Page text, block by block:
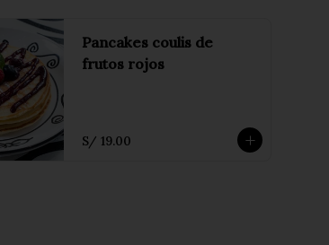
Pancakes coulis de
frutos rojos
S/ 19.00